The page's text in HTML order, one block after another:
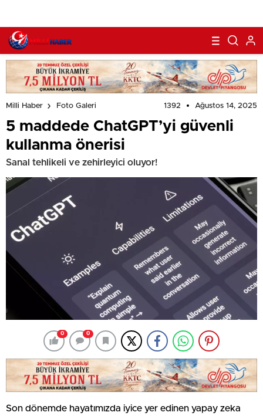
Milli Haber Foto Galeri 1392 Ağustos 14, 2025
5 maddede ChatGPT’yi güvenli
kullanma önerisi
Sanal tehlikeli ve zehirleyici oluyor!
0 0
Son dönemde hayatımızda iyice yer edinen yapay zeka